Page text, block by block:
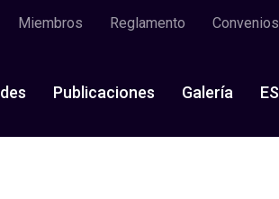
Miembros Reglamento Convenios
Publicaciones Galería ES